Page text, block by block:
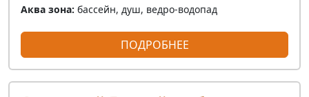
Аква зона: бассейн, душ, ведро-водопад
ПОДРОБНЕЕ